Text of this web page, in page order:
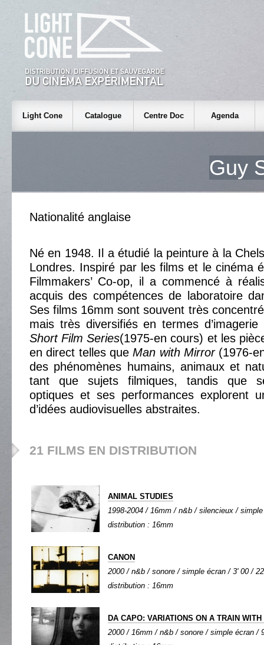
Light Cone Catalogue Centre Doc Agenda
Guy
Nationalité anglaise
Né en 1948. Il a étudié la peinture à la
Londres. Inspiré par les films et le cinéma
Filmmakers’ Co-op, il a commencé à
acquis des compétences de laboratoire
Ses films 16mm sont souvent très
mais très diversifiés en termes d’imagerie
Short Film Series(1975-en cours) et les
en direct telles queMan with Mirror(1976-
des phénomènes humains, animaux et
tant que sujets filmiques, tandis que
optiques et ses performances explorent
d’idées audiovisuelles abstraites.
21 FILMS EN DISTRIBUTION
ANIMAL STUDIES
1998-2004 / 16mm / n&b / silencieux /
distribution : 16mm
CANON
2000 / n&b / sonore / simple écran / 3' 00 /
distribution : 16mm
DA CAPO: VARIATIONS ON A TRAIN WITH
2000 / 16mm / n&b / sonore / simple écran /